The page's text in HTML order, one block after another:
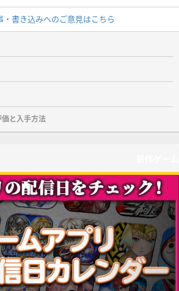
・書き込みへのご意見はこちら
と入手方法